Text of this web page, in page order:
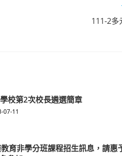
111-2多
校第2次校長遴選簡章
07-11
育非學分班課程招生訊息，請惠